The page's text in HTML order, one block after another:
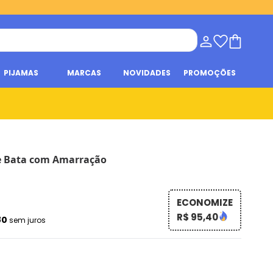
PIJAMAS MARCAS NOVIDADES PROMOÇÕES
Bata com Amarração
sem juros
ECONOMIZE
R$ 95,40